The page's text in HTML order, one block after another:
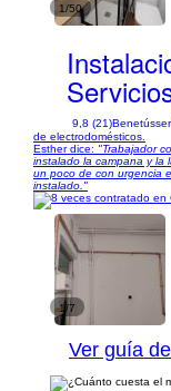
1/50
9,8 (21)
de electrodomésticos.
Esther dice: "Trabajador
instalado la campana y la
un poco de con urgencia
instalado."
1/7
Ver guía